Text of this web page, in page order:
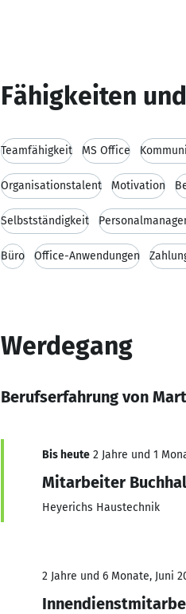
Fähigkeiten
Teamfähigkeit MS Office
Organisationstalent Motivation
Selbstständigkeit
Büro Office-Anwendungen
Werdegang
Berufserfahrung von
Bis heute 2 Jahre und 1
Mitarbeiter
Heyerichs Haustechnik
2 Jahre und 6 Monate, Juni